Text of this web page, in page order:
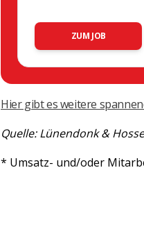
ZUM JOB
Hier gibt es weitere
Quelle: Lünendonk &
* Umsatz- und/oder